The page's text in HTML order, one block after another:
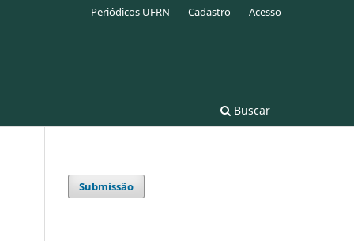
Buscar
Periódicos UFRN Cadastro Acesso
Submissão